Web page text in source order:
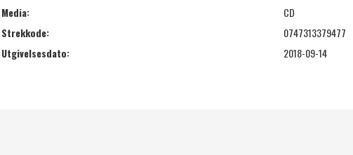
Media:
CD
Strekkode:
0747313379477
Utgivelsesdato:
2018-09-14